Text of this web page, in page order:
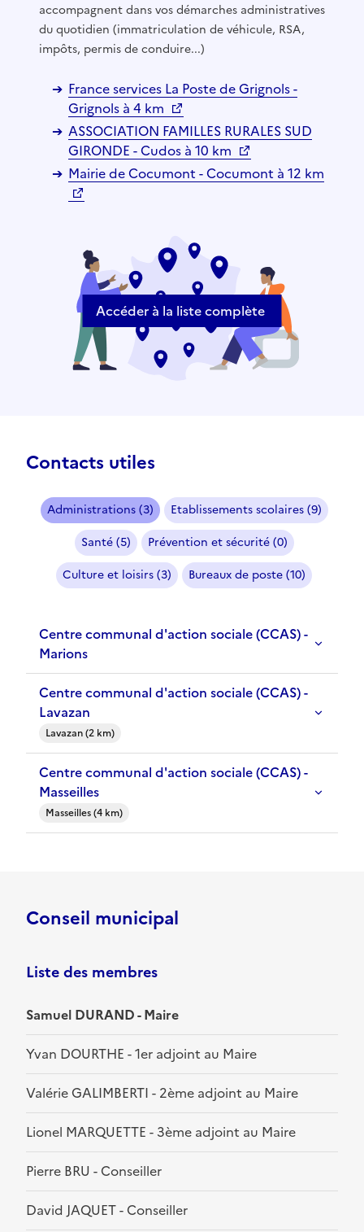
accompagnent dans vos démarches administratives
du quotidien (immatriculation de véhicule, RSA,
impôts, permis de conduire...)
France services La Poste de Grignols -
Grignols à 4 km
ASSOCIATION FAMILLES RURALES SUD
GIRONDE - Cudos à 10 km
Mairie de Cocumont - Cocumont à 12 km
Accéder à la liste complète
Contacts utiles
Administrations (3)
Etablissements scolaires (9)
Santé (5)
Prévention et sécurité (0)
Culture et loisirs (3)
Bureaux de poste (10)
Centre communal d'action sociale (CCAS) -
Marions
Centre communal d'action sociale (CCAS) -
Lavazan
Lavazan (2 km)
Centre communal d'action sociale (CCAS) -
Masseilles
Masseilles (4 km)
Conseil municipal
Liste des membres
Samuel DURAND - Maire
Yvan DOURTHE - 1er adjoint au Maire
Valérie GALIMBERTI - 2ème adjoint au Maire
Lionel MARQUETTE - 3ème adjoint au Maire
Pierre BRU - Conseiller
David JAQUET - Conseiller